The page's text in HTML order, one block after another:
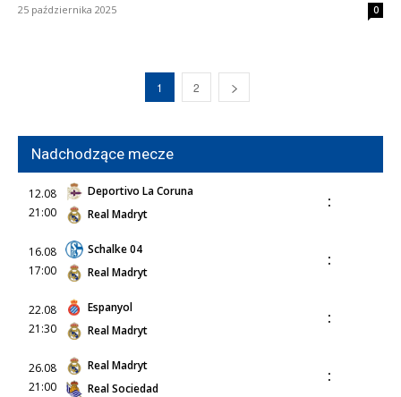
25 października 2025 0
1 2
Nadchodzące mecze
12.08
21:00
Deportivo La Coruna
Real Madryt
:
16.08
17:00
Schalke 04
Real Madryt
:
22.08
21:30
Espanyol
Real Madryt
:
26.08
21:00
Real Madryt
Real Sociedad
: